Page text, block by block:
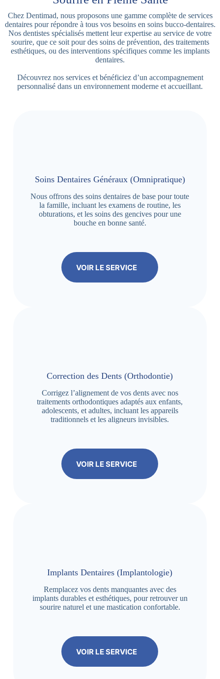
Chez Dentimad, nous proposons une gamme complète de services
dentaires pour répondre à tous vos besoins en soins bucco-dentaires.
Nos dentistes spécialisés mettent leur expertise au service de votre
sourire, que ce soit pour des soins de prévention, des traitements
esthétiques, ou des interventions spécifiques comme les implants
dentaires.
Découvrez nos services et bénéficiez d’un accompagnement
personnalisé dans un environnement moderne et accueillant.
Soins Dentaires Généraux (Omnipratique)
Nous offrons des soins dentaires de base pour toute
la famille, incluant les examens de routine, les
obturations, et les soins des gencives pour une
bouche en bonne santé.
VOIR LE SERVICE
Correction des Dents (Orthodontie)
Corrigez l’alignement de vos dents avec nos
traitements orthodontiques adaptés aux enfants,
adolescents, et adultes, incluant les appareils
traditionnels et les aligneurs invisibles.
VOIR LE SERVICE
Implants Dentaires (Implantologie)
Remplacez vos dents manquantes avec des
implants durables et esthétiques, pour retrouver un
sourire naturel et une mastication confortable.
VOIR LE SERVICE